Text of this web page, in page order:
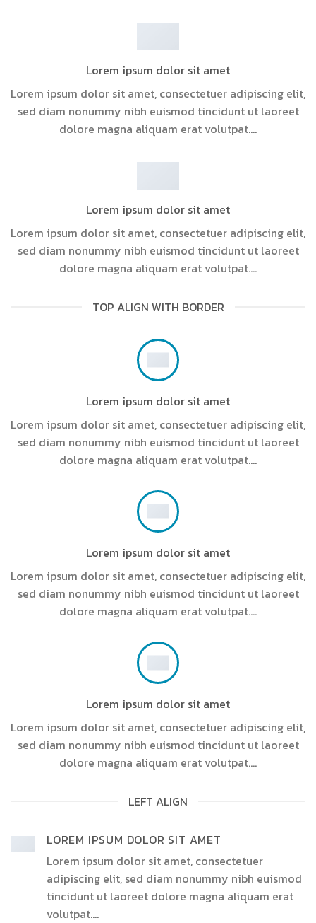
Lorem ipsum dolor sit amet
Lorem ipsum dolor sit amet, consectetuer adipiscing elit,
sed diam nonummy nibh euismod tincidunt ut laoreet
dolore magna aliquam erat volutpat….
Lorem ipsum dolor sit amet
Lorem ipsum dolor sit amet, consectetuer adipiscing elit,
sed diam nonummy nibh euismod tincidunt ut laoreet
dolore magna aliquam erat volutpat….
TOP ALIGN WITH BORDER
Lorem ipsum dolor sit amet
Lorem ipsum dolor sit amet, consectetuer adipiscing elit,
sed diam nonummy nibh euismod tincidunt ut laoreet
dolore magna aliquam erat volutpat….
Lorem ipsum dolor sit amet
Lorem ipsum dolor sit amet, consectetuer adipiscing elit,
sed diam nonummy nibh euismod tincidunt ut laoreet
dolore magna aliquam erat volutpat….
Lorem ipsum dolor sit amet
Lorem ipsum dolor sit amet, consectetuer adipiscing elit,
sed diam nonummy nibh euismod tincidunt ut laoreet
dolore magna aliquam erat volutpat….
LEFT ALIGN
LOREM IPSUM DOLOR SIT AMET
Lorem ipsum dolor sit amet, consectetuer
adipiscing elit, sed diam nonummy nibh euismod
tincidunt ut laoreet dolore magna aliquam erat
volutpat….